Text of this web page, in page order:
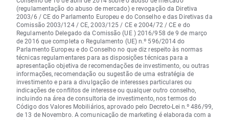
(regulamentação do abuso de mercado) e revogação da Diretiva
2003/6 / CE do Parlamento Europeu e do Conselho e das Diretivas da
Comissão 2003/124 / CE, 2003/125 / CE e 2004/72 / CE e do
Regulamento Delegado da Comissão (UE ) 2016/958 de 9 de março
de 2016 que completa o Regulamento (UE) n.º 596/2014 do
Parlamento Europeu e do Conselho no que diz respeito às normas
técnicas regulamentares para as disposições técnicas para a
apresentação objetiva de recomendações de investimento, ou outras
informações, recomendação ou sugestão de uma estratégia de
investimento e para a divulgação de interesses particulares ou
indicações de conflitos de interesse ou qualquer outro conselho,
incluindo na área de consultoria de investimento, nos termos do
Código dos Valores Mobiliários, aprovado pelo Decreto-Lei n.º 486/99,
de 13 de Novembro. A comunicação de marketing é elaborada com a